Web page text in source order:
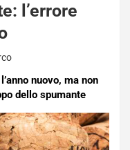
l’errore
nuovo, ma non
dello spumante